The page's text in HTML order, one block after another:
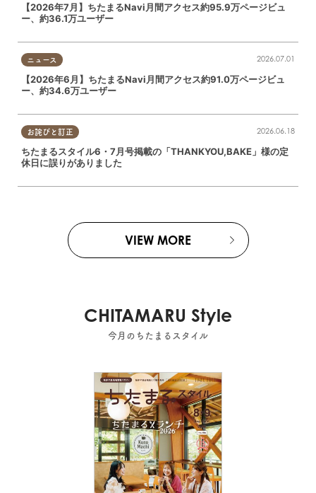
【2026年7月】ちたまるNavi月間アクセス約95.9万ページビュ
ー、約36.1万ユーザー
ニュース 2026.07.01
【2026年6月】ちたまるNavi月間アクセス約91.0万ページビュ
ー、約34.6万ユーザー
お詫びと訂正 2026.06.18
ちたまるスタイル6・7月号掲載の「THANKYOU,BAKE」様の定
休日に誤りがありました
VIEW MORE
CHITAMARU Style
今月のちたまるスタイル